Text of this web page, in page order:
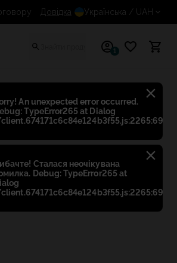
: An unexpected error occurred.
TypeError265 at Dialog
:
Сталася неочікувана
Debug: TypeError265 at
Довідка Українська / UAH
1